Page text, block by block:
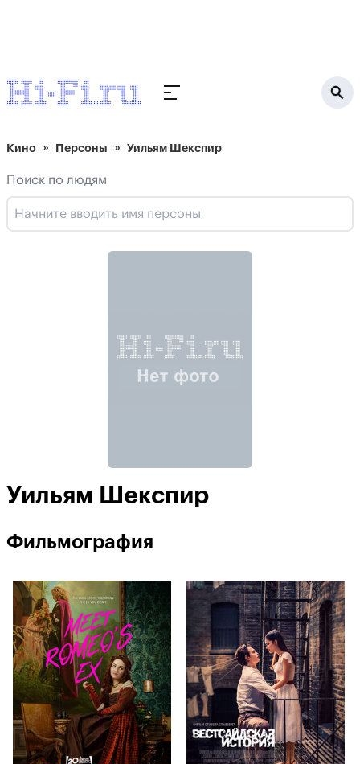
Кино Персоны Уильям Шекспир
Поиск по людям
Уильям Шекспир
Фильмография